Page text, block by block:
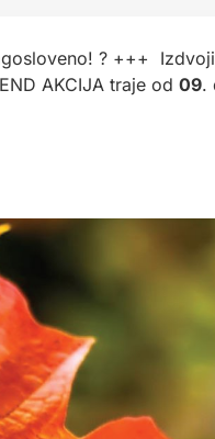
? +++
AKCIJA traje od 09.